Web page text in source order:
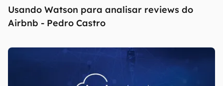
Usando Watson para analisar reviews do
Airbnb - Pedro Castro